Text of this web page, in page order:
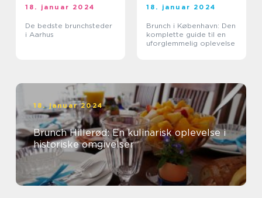
18. januar 2024
De bedste brunchsteder
i Aarhus
18. januar 2024
Brunch i København: Den
komplette guide til en
uforglemmelig oplevelse
18. januar 2024
Brunch Hillerød: En kulinarisk oplevelse i
historiske omgivelser